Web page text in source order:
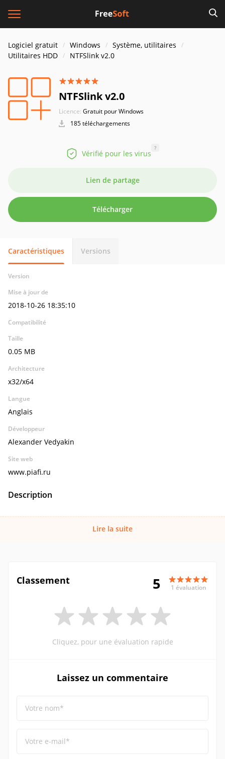
Logiciel gratuit Windows
Système, utilitaires
Utilitaires HDD
NTFSlink v2.0
NTFSlink v2.0
Licence: Gratuit pour Windows
185 téléchargements
Vérifié pour les virus
?
Lien de partage
Télécharger
Caractéristiques Versions
Version
Mise à jour de
2018-10-26 18:35:10
Compatibilité
Taille
0.05 MB
Architecture
x32/x64
Langue
Anglais
Développeur
Alexander Vedyakin
Site web
www.piafi.ru
Description
Lire la suite
Classement 5 1 évaluation
Cliquez, pour une évaluation rapide
Laissez un commentaire
Votre nom*
Votre e-mail*